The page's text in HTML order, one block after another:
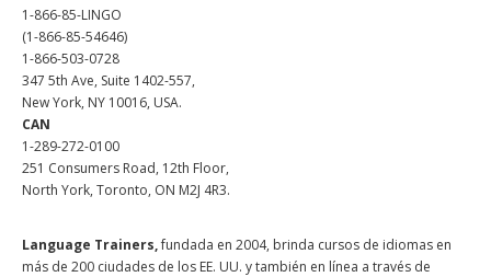
1-866-85-LINGO
(1-866-85-54646)
1-866-503-0728
347 5th Ave, Suite 1402-557,
New York, NY 10016, USA.
CAN
1-289-272-0100
251 Consumers Road, 12th Floor,
North York, Toronto, ON M2J 4R3.
Language Trainers,fundada en 2004, brinda cursos de idiomas en
más de 200 ciudades de los EE. UU. y también en línea a través de